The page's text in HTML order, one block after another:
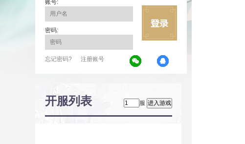
账号:
密码:
忘记密码? 注册账号
开服列表 服